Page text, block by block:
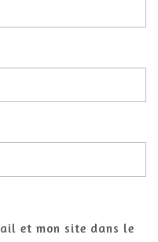
et mon site dans le